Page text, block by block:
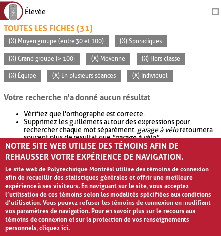
Élevée
TOUTES LES FICHES (31)
(X) Moyen groupe (entre 30 et 100) (X) Sporadiques
(X) Grand groupe (> 100) (X) Moyenne (X) Hors classe
(X) Équipe (X) En plusieurs séances (X) Individuel
Votre recherche n'a donné aucun résultat
Vérifiez que l'orthographe est correcte.
Supprimez les guillemets autour des expressions pour
rechercher chaque mot séparément. garage à véloretournera
souvent plus de résultat que"garage à vélo".
Envisagez d'élargir votre recherche avec OR.garage OR vélo
retournera souvent plus de résultat quegarage à vélo
NOTRE SITE WEB UTILISE DES TÉMOINS AFIN DE
REHAUSSER VOTRE EXPÉRIENCE DE NAVIGATION.
Le site web de Polytechnique Montréal utilise des témoins de connexion
afin de recueillir des statistiques générales et offrir une meilleure
expérience à ses visiteurs. En naviguant sur le site, vous acceptez
l’utilisation de ces témoins selon les modalités spécifiées aux conditions
d’utilisation. Vous pouvez refuser les témoins de connexion en modifiant
vos paramètres de navigation. Pour en savoir plus sur le recours aux
témoins de connexion et sur la protection de vos renseignements
personnels,cliquez ici.